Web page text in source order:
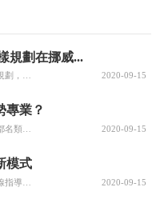
規劃在挪威...
2020-09-15
專業？
2020-09-15
模式
2020-09-15